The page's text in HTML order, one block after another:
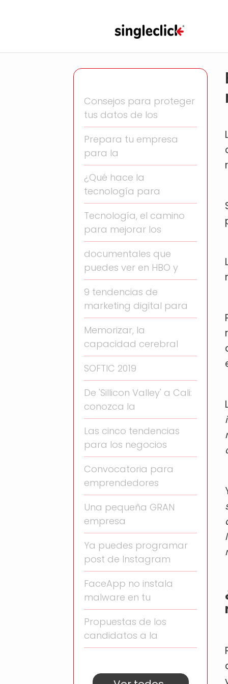
Consejos para proteger
tus datos de los
Prepara tu empresa
para la
¿Qué hace la
tecnología para
Tecnología, el camino
para mejorar los
documentales que
puedes ver en HBO y
9 tendencias de
marketing digital para
Memorizar, la
capacidad cerebral
SOFTIC 2019
De 'Sillicon Valley' a Cali:
conozca la
Las cinco tendencias
para los negocios
Convocatoria para
emprendedores
Una pequeña GRAN
empresa
Ya puedes programar
post de Instagram
FaceApp no instala
malware en tu
Propuestas de los
candidatos a la